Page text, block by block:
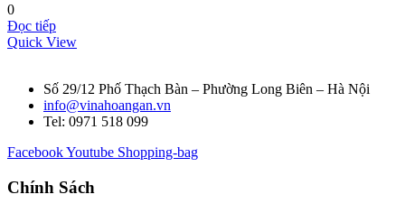
0
Đọc tiếp
Quick View
Số 29/12 Phố Thạch Bàn – Phường Long Biên – Hà Nội
info@vinahoangan.vn
Tel: 0971 518 099
FacebookYoutube Shopping-bag
Chính Sách